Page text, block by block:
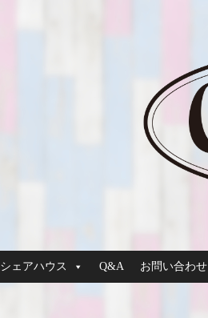
シェアハウス Q&A お問い合わせ